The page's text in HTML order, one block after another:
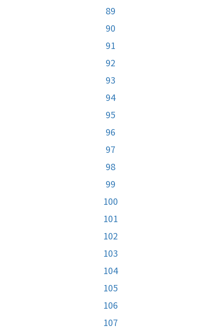
89
90
91
92
93
94
95
96
97
98
99
100
101
102
103
104
105
106
107